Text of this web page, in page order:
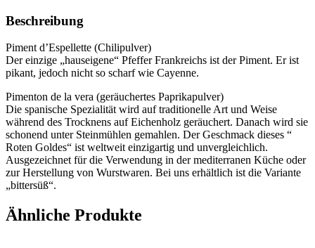
Beschreibung
Piment d’Espellette (Chilipulver)
Der einzige „hauseigene“ Pfeffer Frankreichs ist der Piment. Er ist
pikant, jedoch nicht so scharf wie Cayenne.
Pimenton de la vera (geräuchertes Paprikapulver)
Die spanische Spezialität wird auf traditionelle Art und Weise
während des Trocknens auf Eichenholz geräuchert. Danach wird sie
schonend unter Steinmühlen gemahlen. Der Geschmack dieses “
Roten Goldes“ ist weltweit einzigartig und unvergleichlich.
Ausgezeichnet für die Verwendung in der mediterranen Küche oder
zur Herstellung von Wurstwaren. Bei uns erhältlich ist die Variante
„bittersüß“.
Ähnliche Produkte